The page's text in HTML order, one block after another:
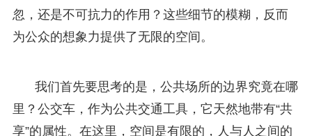
忽，还是不可抗力的作用？这些细节的模糊，反而
为公众的想象力提供了无限的空间。
我们首先要思考的是，公共场所的边界究竟在哪
里？公交车，作为公共交通工具，它天然地带有“共
享”的属性。在这里，空间是有限的，人与人之间的